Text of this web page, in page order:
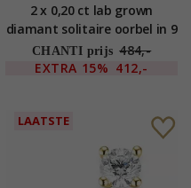
2 x 0,20 ct lab grown
diamant solitaire oorbel in 9
karaat goud met lab grown
diamant
CHANTI prijs 484,-
EXTRA 15% 412,-
LAATSTE